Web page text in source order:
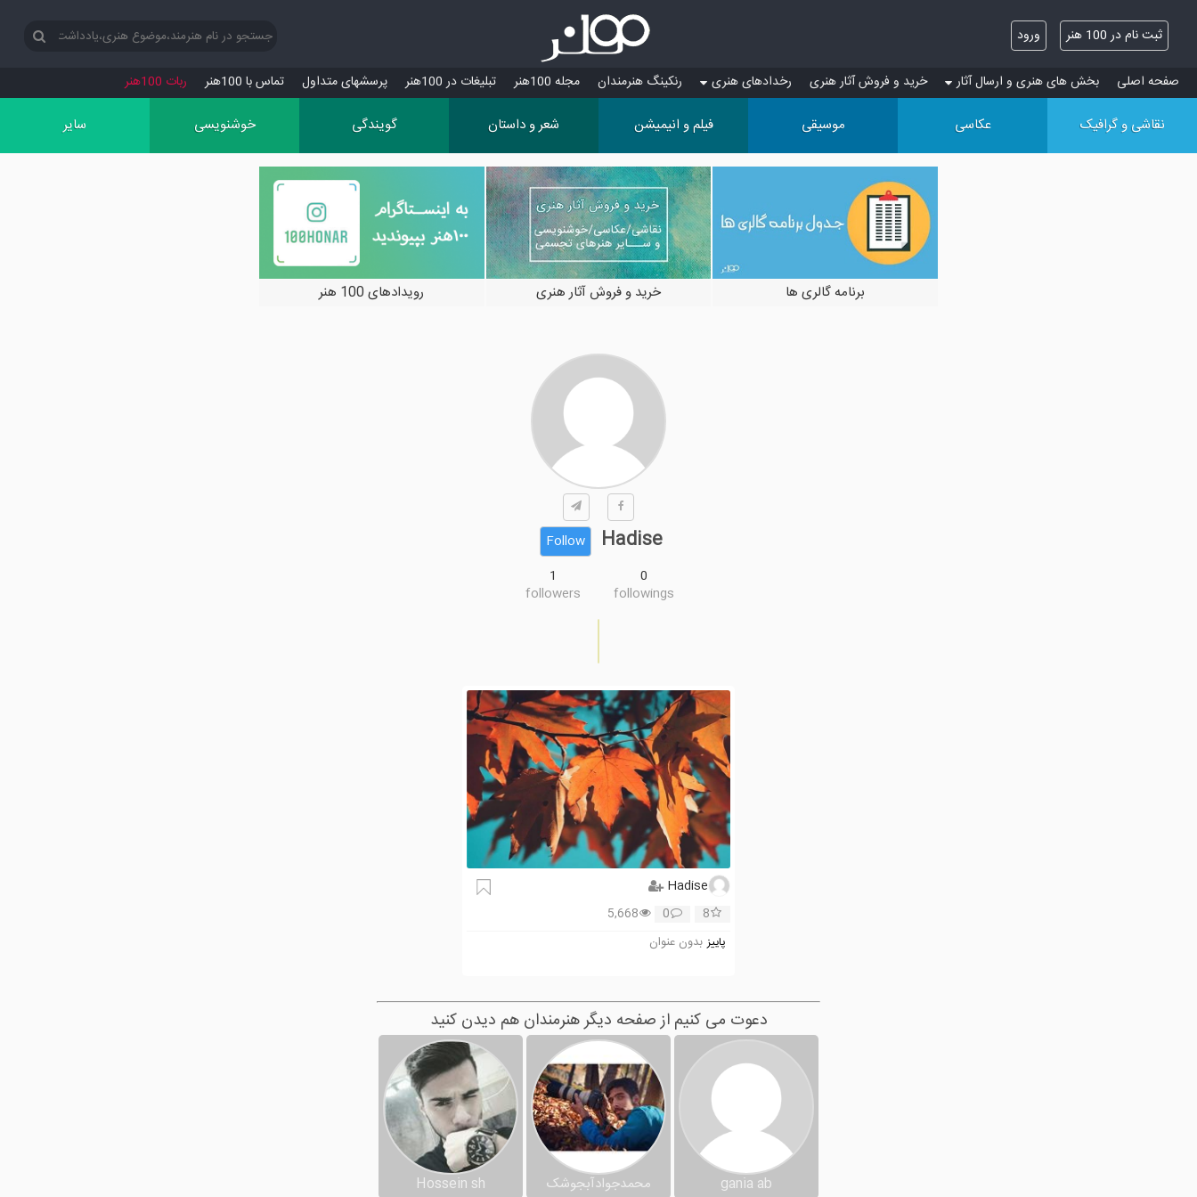
ثبت نام در 100 هنر ورود
صفحه اصلی بخش های هنری و ارسال آثار خرید و فروش آثار هنری رخدادهای هنری رنکینگ هنرمندان مجله 100هنر تبلیغات در 100هنر پرسش‏های متداول تماس با 100هنر ربات 100هنر
نقاشی و گرافیک عکاسی موسیقی فیلم و انیمیشن شعر و داستان گویندگی خوشنویسی سایر
رویدادهای 100 هنر خرید و فروش آثار هنری برنامه گالری ها
Hadise
Follow
0
followings
1
followers
Hadise
8
0
5,668
پاییز بدون عنوان
دعوت می کنیم از صفحه دیگر هنرمندان هم دیدن کنید
gania ab محمدجوادآبجوشک Hossein sh